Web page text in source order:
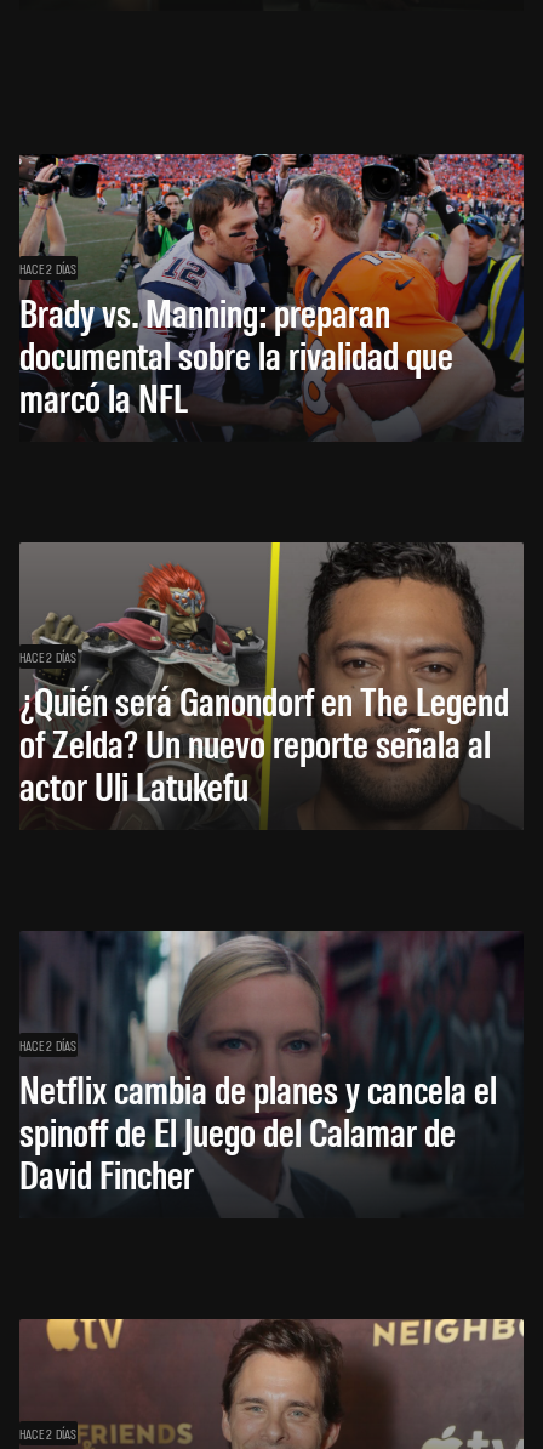
HACE 2 DÍAS
Brady vs. Manning: preparan
documental sobre la rivalidad que
marcó la NFL
HACE 2 DÍAS
¿Quién será Ganondorf en The Legend
of Zelda? Un nuevo reporte señala al
actor Uli Latukefu
HACE 2 DÍAS
Netflix cambia de planes y cancela el
spinoff de El Juego del Calamar de
David Fincher
HACE 2 DÍAS